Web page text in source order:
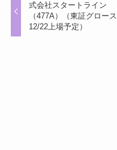
式会社スタートライン
（477A）（東証グロース
12/22上場予定）